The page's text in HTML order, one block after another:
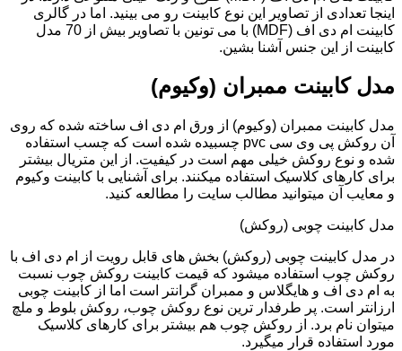
اینجا تعدادی از تصاویر این نوع کابینت رو می بینید. اما در گالری
کابینت ام دی اف (MDF) با می تونین با تصاویر بیش از 70 مدل
کابینت از این جنس آشنا بشین.
مدل کابینت ممبران (وکیوم)
مدل کابینت ممبران (وکیوم) از ورق ام دی اف ساخته شده که روی
آن روکش پی وی سی pvc چسبیده شده است که چسب استفاده
شده و نوع روکش خیلی مهم است در کیفیت. از این متریال بیشتر
برای کارهای کلاسیک استفاده میکنند. برای آشنایی با کابینت وکیوم
و معایب آن میتوانید مطالب سایت را مطالعه کنید.
مدل کابینت چوبی (روکش)
در مدل کابینت چوبی (روکش) بخش های قابل رویت از ام دی اف با
روکش چوب استفاده میشود که قیمت کابینت روکش چوب نسبت
به ام دی اف و هایگلاس و ممبران گرانتر است اما از کابینت چوبی
ارزانتر است. پر طرفدار ترین نوع روکش چوب، روکش بلوط و ملچ
میتوان نام برد. از روکش چوب هم بیشتر برای کارهای کلاسیک
مورد استفاده قرار میگیرد.